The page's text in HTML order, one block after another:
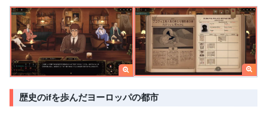
歴史のifを歩んだヨーロッパの都市